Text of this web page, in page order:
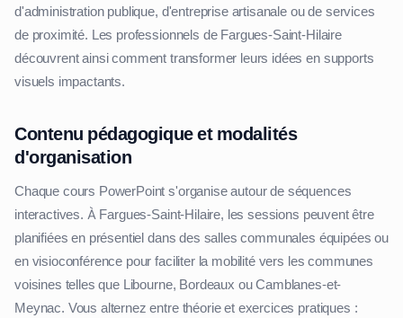
d'administration publique, d'entreprise artisanale ou de services
de proximité. Les professionnels de Fargues-Saint-Hilaire
découvrent ainsi comment transformer leurs idées en supports
visuels impactants.
Contenu pédagogique et modalités
d'organisation
Chaque cours PowerPoint s'organise autour de séquences
interactives. À Fargues-Saint-Hilaire, les sessions peuvent être
planifiées en présentiel dans des salles communales équipées ou
en visioconférence pour faciliter la mobilité vers les communes
voisines telles que Libourne, Bordeaux ou Camblanes-et-
Meynac. Vous alternez entre théorie et exercices pratiques :